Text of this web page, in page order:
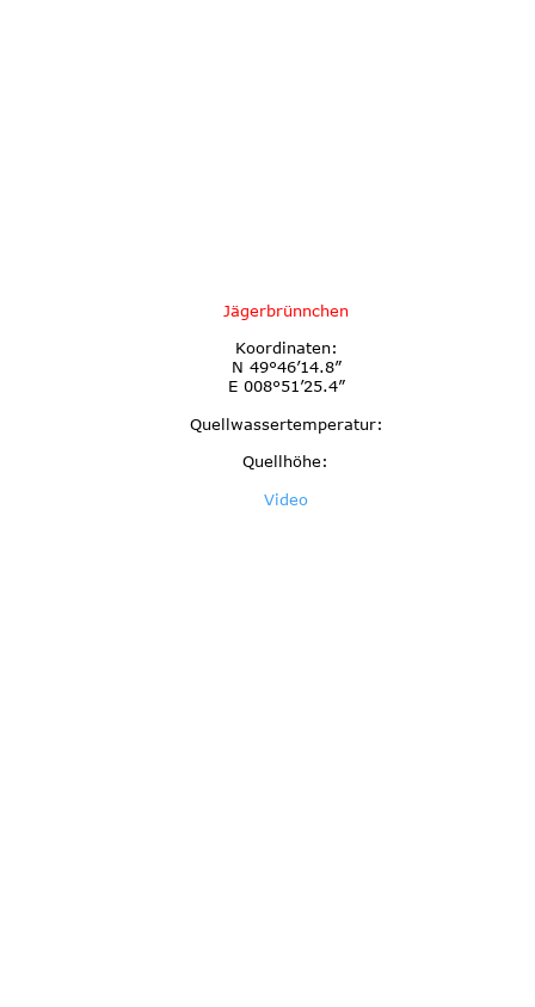
Jägerbrünnchen
Koordinaten:
N 49°46’14.8”
E 008°51’25.4”
Quellwassertemperatur:
Quellhöhe:
Video